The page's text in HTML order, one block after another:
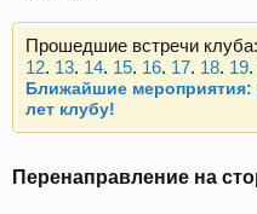
12.13.14.15.16.17.18.19.
Ближайшие мероприятия:
лет клубу!
Внимание, новые
Основное общение
Чип-тюнинг
Перенаправление на